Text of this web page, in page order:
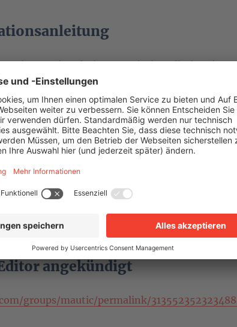
mautic-admins/mautic-installation-in-
released
plugin-grapesjs-builder
a-new-era-for-our-email-editor-is-
angekündigt
groups/mautic/permalink/